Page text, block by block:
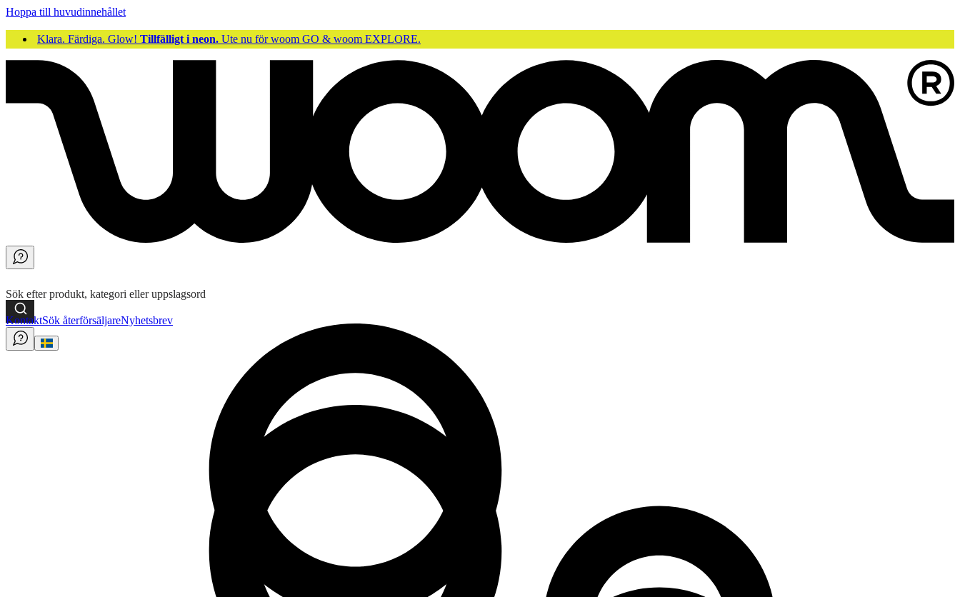
Hoppa till huvudinnehållet
Klara. Färdiga. Glow! Tillfälligt i neon. Ute nu för woom GO & woom EXPLORE.
Sök efter produkt, kategori eller uppslagsord
KontaktSök återförsäljareNyhetsbrev